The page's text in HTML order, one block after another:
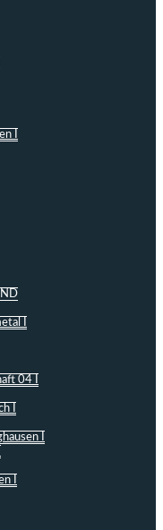
I
I
04 I
I
I
I